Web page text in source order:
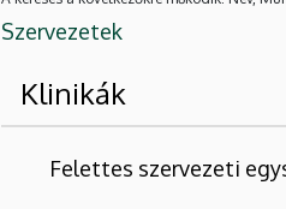
Szervezetek
Klinikák
Felettes szervezeti